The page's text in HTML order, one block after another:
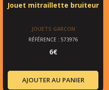
Jouet mitraillette bruiteur
JOUETS GARCON
RÉFÉRENCE : 573976
6€
AJOUTER AU PANIER